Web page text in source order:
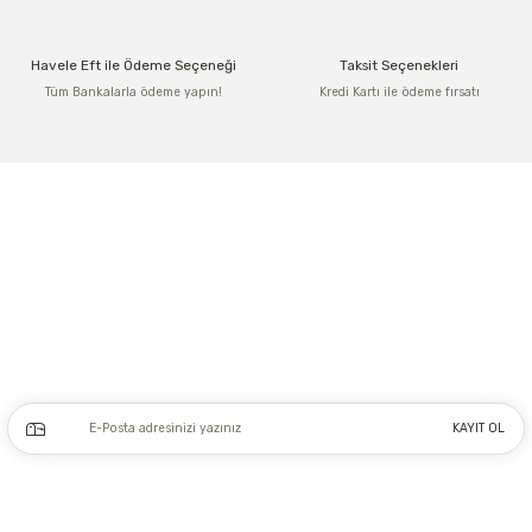
Bu ürüne benzer farklı alternatifler olmalı.
Havele Eft ile Ödeme Seçeneği
Tüm Bankalarla ödeme yapın!
Taksit Seçenekleri
Kredi Kartı ile ödeme fırsatı
KAYIT OL